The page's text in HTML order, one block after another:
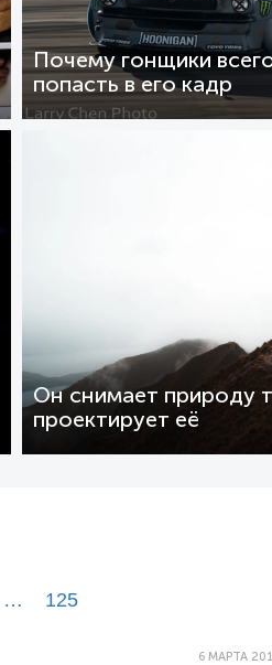
Почему гонщики
попасть в его кадр
Он снимает природу
проектирует её
… 125
6 МАРТА